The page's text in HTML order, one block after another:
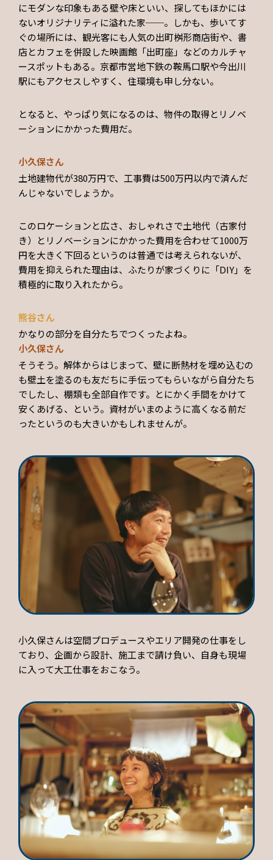
にモダンな印象もある壁や床といい、探してもほかには
ないオリジナリティに溢れた家──。しかも、歩いてす
ぐの場所には、観光客にも人気の出町桝形商店街や、書
店とカフェを併設した映画館「出町座」などのカルチャ
ースポットもある。京都市営地下鉄の鞍馬口駅や今出川
駅にもアクセスしやすく、住環境も申し分ない。
となると、やっぱり気になるのは、物件の取得とリノベ
ーションにかかった費用だ。
小久保さん
土地建物代が380万円で、工事費は500万円以内で済んだ
んじゃないでしょうか。
このロケーションと広さ、おしゃれさで土地代（古家付
き）とリノベーションにかかった費用を合わせて1000万
円を大きく下回るというのは普通では考えられないが、
費用を抑えられた理由は、ふたりが家づくりに「DIY」を
積極的に取り入れたから。
熊谷さん
かなりの部分を自分たちでつくったよね。
小久保さん
そうそう。解体からはじまって、壁に断熱材を埋め込むの
も壁土を塗るのも友だちに手伝ってもらいながら自分たち
でしたし、棚類も全部自作です。とにかく手間をかけて
安くあげる、という。資材がいまのように高くなる前だ
ったというのも大きいかもしれませんが。
小久保さんは空間プロデュースやエリア開発の仕事をし
ており、企画から設計、施工まで請け負い、自身も現場
に入って大工仕事をおこなう。